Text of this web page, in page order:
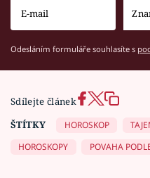
Odesláním formuláře souhlasíte s
Sdílejte článek
ŠTÍTKY
HOROSKOP
HOROSKOPY
POVAHA